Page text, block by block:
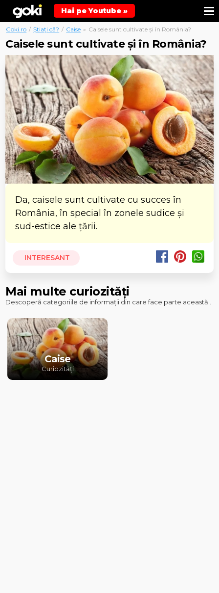
Hai pe Youtube »
Goki.ro / Știați că? / Caise » Caisele sunt cultivate și în România?
Caisele sunt cultivate și în România?
Da, caisele sunt cultivate cu succes în
România, în special în zonele sudice și
sud-estice ale țării.
INTERESANT
Mai multe curiozități
Descoperă categoriile de informații din care face parte această..
Caise
Curiozități